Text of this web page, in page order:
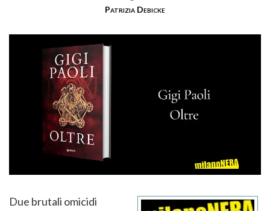
Patrizia Debicke
Due brutali omicidi